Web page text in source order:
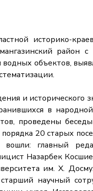
историко-
район
объектов,
и исторического
в
проведены
20 старых
главный
Назарбек
им. Х.
научный